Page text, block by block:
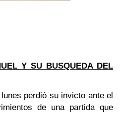
Y SU BUSQUEDA DEL
perdiò su invicto ante el
de una partida que